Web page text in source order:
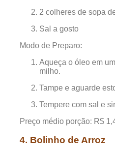
2 colheres de sopa
Sal a gosto
Modo de Preparo:
Aqueça o óleo em
milho.
Tampe e aguarde
Tempere com sal e
Preço médio porção: R$
4. Bolinho de Arroz